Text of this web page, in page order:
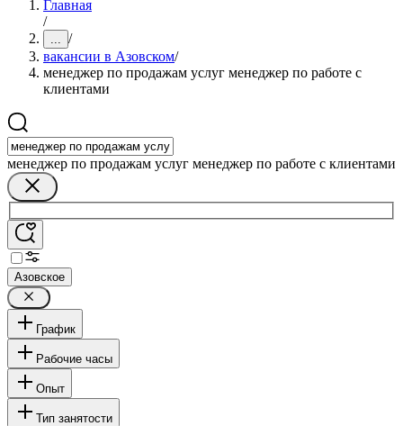
Главная
/
... /
вакансии в Азовском/
менеджер по продажам услуг менеджер по работе с
клиентами
менеджер по продажам услуг менеджер по работе с клиентами
Азовское
График
Рабочие часы
Опыт
Тип занятости